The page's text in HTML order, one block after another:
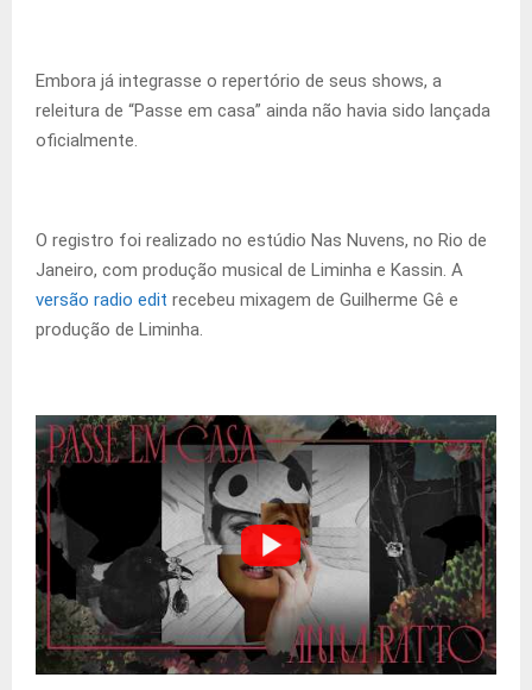
Embora já integrasse o repertório de seus shows, a
releitura de “Passe em casa” ainda não havia sido lançada
oficialmente.
O registro foi realizado no estúdio Nas Nuvens, no Rio de
Janeiro, com produção musical de Liminha e Kassin. A
versão radio edit recebeu mixagem de Guilherme Gê e
produção de Liminha.